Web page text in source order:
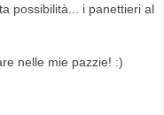
possibilità... i panettieri al
nelle mie pazzie! :)